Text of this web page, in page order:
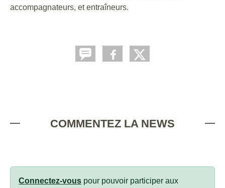
accompagnateurs, et entraîneurs.
COMMENTEZ LA NEWS
Connectez-vous pour pouvoir participer aux